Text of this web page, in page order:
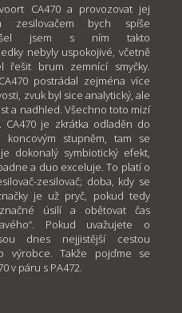
CA470 a provozovat jej
zesilovačem bych spíše
jsem s ním takto
nebyly uspokojivé, včetně
řešit brum zemnící smyčky.
postrádal zejména více
zvuk byl sice analytický, ale
a nadhled. Všechno toto mizí
CA470 je zkrátka odladěn do
stupněm, tam se
dokonalý symbiotický efekt,
a duo exceluje. To platí o
zesilovač; doba, kdy se
je už pryč, pokud tedy
úsilí a obětovat čas
Pokud uvažujete o
dnes nejjistější cestou
výrobce. Takže pojďme se
v páru s PA472.